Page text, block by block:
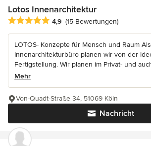
Lotos Innenarchitektur
Durchschnittliche Bewertung: 4.9 von 5
4,9 (15 Bewertungen)
LOTOS- Konzepte für Mensch und Raum Als
Innenarchitekturbüro planen wir von der
Fertigstellung. Wir planen im Privat- und
Mehr
Nachricht
Von-Quadt-Straße 34, 51069 Köln